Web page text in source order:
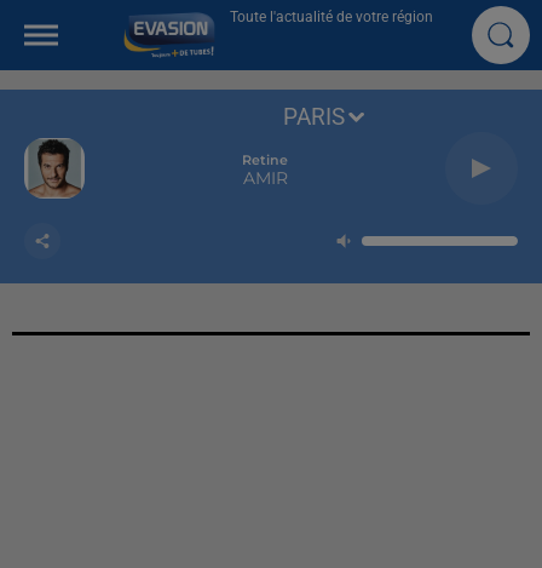
Toute l'actualité de votre région
Retine
AMIR
PARIS